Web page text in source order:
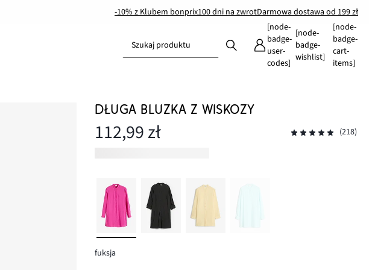
-10% z Klubem bonprix100 dni na zwrotDarmowa dostawa od 199 zł
Szukaj produktu
[node-
badge-
user-
codes]
[node-
badge-
wishlist]
[node-
badge-
cart-
items]
DŁUGA BLUZKA Z WISKOZY
112,99 zł (218)
fuksja